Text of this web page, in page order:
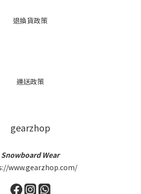
退換貨政策
運送政策
gearzhop
Snowboard Wear
www.gearzhop.com/